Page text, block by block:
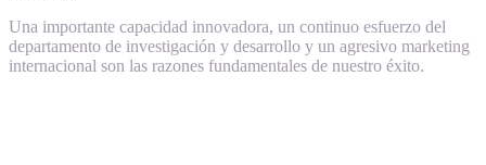
Una importante capacidad innovadora, un continuo esfuerzo del
departamento de investigación y desarrollo y un agresivo marketing
internacional son las razones fundamentales de nuestro éxito.